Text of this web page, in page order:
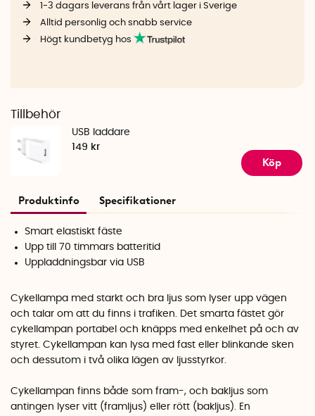
1-3 dagars leverans från vårt lager i Sverige
Alltid personlig och snabb service
Högt kundbetyg hos
Tillbehör
USB laddare
149 kr
Köp
Produktinfo Specifikationer
Smart elastiskt fäste
Upp till 70 timmars batteritid
Uppladdningsbar via USB
Cykellampa med starkt och bra ljus som lyser upp vägen
och talar om att du finns i trafiken. Det smarta fästet gör
cykellampan portabel och knäpps med enkelhet på och av
styret. Cykellampan kan lysa med fast eller blinkande sken
och dessutom i två olika lägen av ljusstyrkor.
Cykellampan finns både som fram-, och bakljus som
antingen lyser vitt (framljus) eller rött (bakljus). En